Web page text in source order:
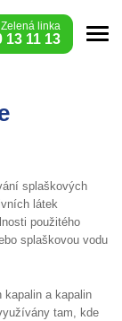
Zelená linka
13 11 13
splaškových
látek
použitého
splaškovou vodu
kapalin a kapalin
tam, kde